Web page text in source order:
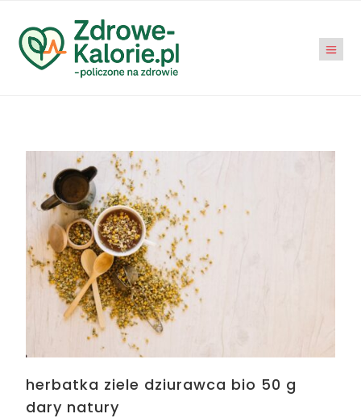
herbatka ziele dziurawca bio 50 g
dary natury